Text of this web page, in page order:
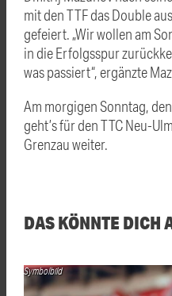
mit den TTF das Double
gefeiert. „Wir wollen am
in die Erfolgsspur
was passiert“, ergänzte
Am morgigen Sonntag,
geht’s für den TTC Neu-
Grenzau weiter.
DAS KÖNNTE DICH
Symbolbild